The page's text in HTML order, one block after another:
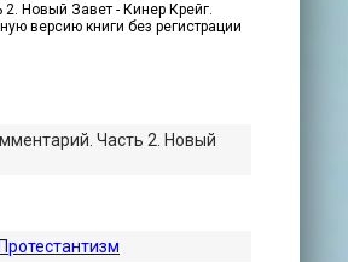
2. Новый Завет - Кинер Крейг.
версию книги без регистрации
Часть 2. Новый
Протестантизм